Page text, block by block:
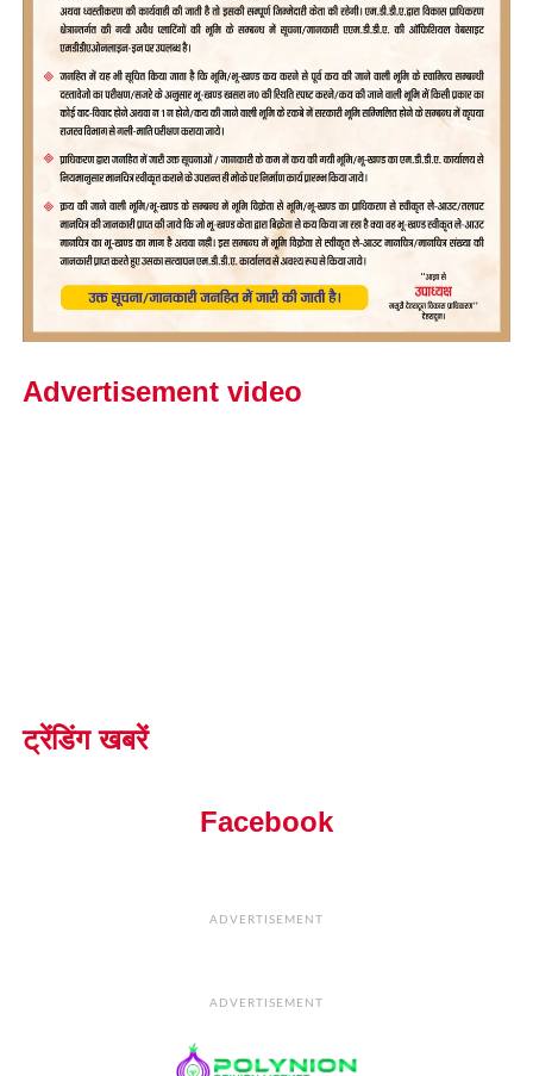
Advertisement video
ट्रेंडिंग खबरें
Facebook
ADVERTISEMENT
ADVERTISEMENT